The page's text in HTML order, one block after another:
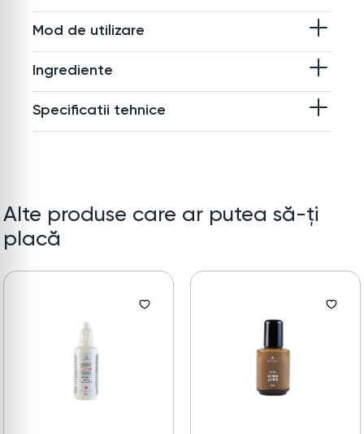
Mod de utilizare
Ingrediente
Specificatii tehnice
Alte produse care ar putea să-ți
placă